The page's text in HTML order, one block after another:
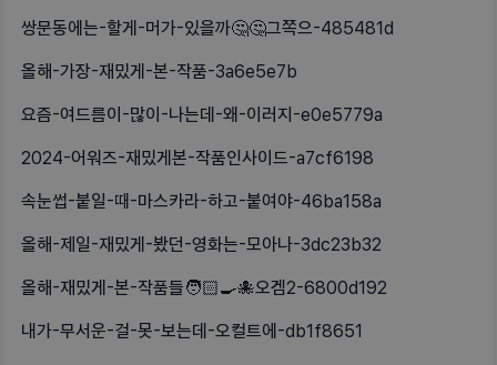
쌍문동에는-할게-머가-있을까🤔🤔그쪽으-485481d
올해-가장-재밌게-본-작품-3a6e5e7b
요즘-여드름이-많이-나는데-왜-이러지-e0e5779a
2024-어워즈-재밌게본-작품인사이드-a7cf6198
속눈썹-붙일-때-마스카라-하고-붙여야-46ba158a
올해-제일-재밌게-봤던-영화는-모아나-3dc23b32
올해-재밌게-본-작품들🧑🏻‍🍳🐙오겜2-6800d192
내가-무서운-걸-못-보는데-오컬트에-db1f8651